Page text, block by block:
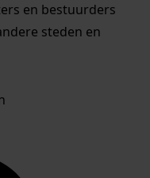
en bestuurders
steden en